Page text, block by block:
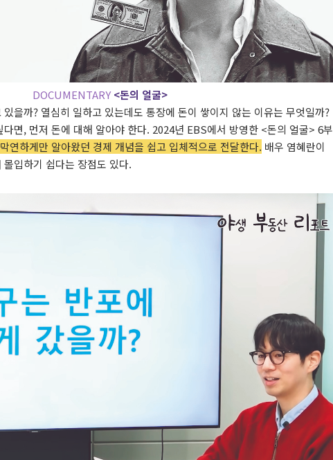
DOCUMENTARY<돈의 얼굴>
을까? 열심히 일하고 있는데도 통장에 돈이 쌓이지 않는 이유는 무엇일까?
면, 먼저 돈에 대해 알아야 한다. 2024년 EBS에서 방영한 <돈의 얼굴> 6부
연하게만 알아왔던 경제 개념을 쉽고 입체적으로 전달한다. 배우 염혜란이
입하기 쉽다는 장점도 있다.